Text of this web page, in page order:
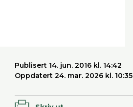
Publisert 14. jun. 2016 kl. 14:42
Oppdatert 24. mar. 2026 kl. 10:35